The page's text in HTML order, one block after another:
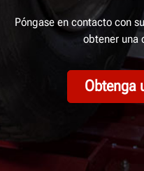
Póngase en contacto con
obtener una
Obtenga